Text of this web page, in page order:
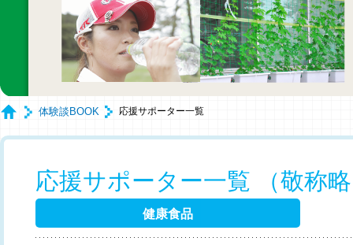
体験談BOOK 応援サポーター一覧
応援サポーター一覧 （敬称
健康食品